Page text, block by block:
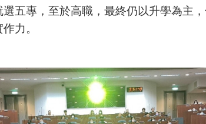
五專，至於高職，最終仍以升學為主
力。